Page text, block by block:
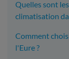
Quelles sont
climatisation
Comment
l'Eure ?